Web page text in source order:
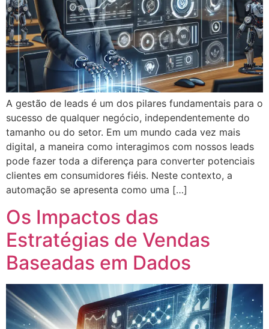
A gestão de leads é um dos pilares fundamentais para o
sucesso de qualquer negócio, independentemente do
tamanho ou do setor. Em um mundo cada vez mais
digital, a maneira como interagimos com nossos leads
pode fazer toda a diferença para converter potenciais
clientes em consumidores fiéis. Neste contexto, a
automação se apresenta como uma […]
Os Impactos das
Estratégias de Vendas
Baseadas em Dados